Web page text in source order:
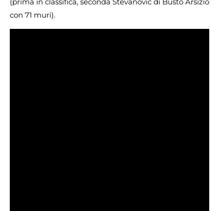
(prima in classifica, seconda Stevanovic di Busto Arsizio
con 71 muri).